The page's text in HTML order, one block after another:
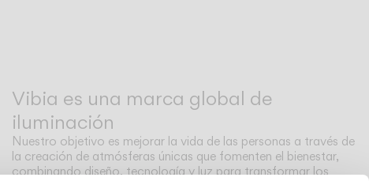
Vibia es una marca global de
iluminación
Nuestro objetivo es mejorar la vida de las personas a través de
la creación de atmósferas únicas que fomenten el bienestar,
combinando diseño, tecnología y luz para transformar los